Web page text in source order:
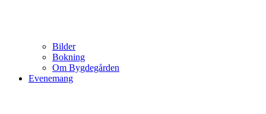
Bilder
Bokning
Om Bygdegården
Evenemang